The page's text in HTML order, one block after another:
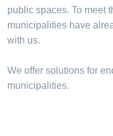
public spaces. To meet
municipalities have
with us.
We offer solutions for
municipalities.